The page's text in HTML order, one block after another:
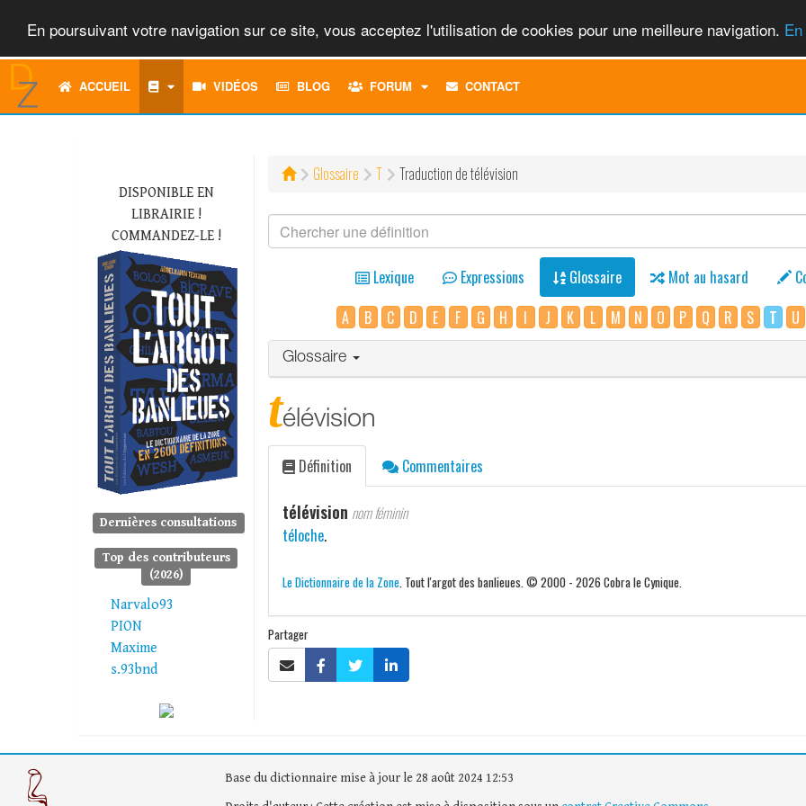
En poursuivant votre navigation sur ce site, vous acceptez l'utilisation de cookies pour une meilleure navigation.
ACCUEIL VIDÉOS BLOG FORUM
TOGGLECONTACT
DISPONIBLE EN
LIBRAIRIE !
COMMANDEZ-LE !
Dernières consultations
Top des contributeurs
(2026)
Narvalo93
PION
Maxime
s.93bnd
Glossaire T Traduction de télévision
Lexique Expressions Glossaire Mot au hasard
A
B C D E F G H I J K L M N O P Q R S T U
Glossaire
télévision
Définition Commentaires
télévision nom féminin
téloche.
Le Dictionnaire de la Zone. Tout l'argot des banlieues. © 2000 - 2026 Cobra le Cynique.
Partager
Base du dictionnaire mise à jour le 28 août 2024 12:53